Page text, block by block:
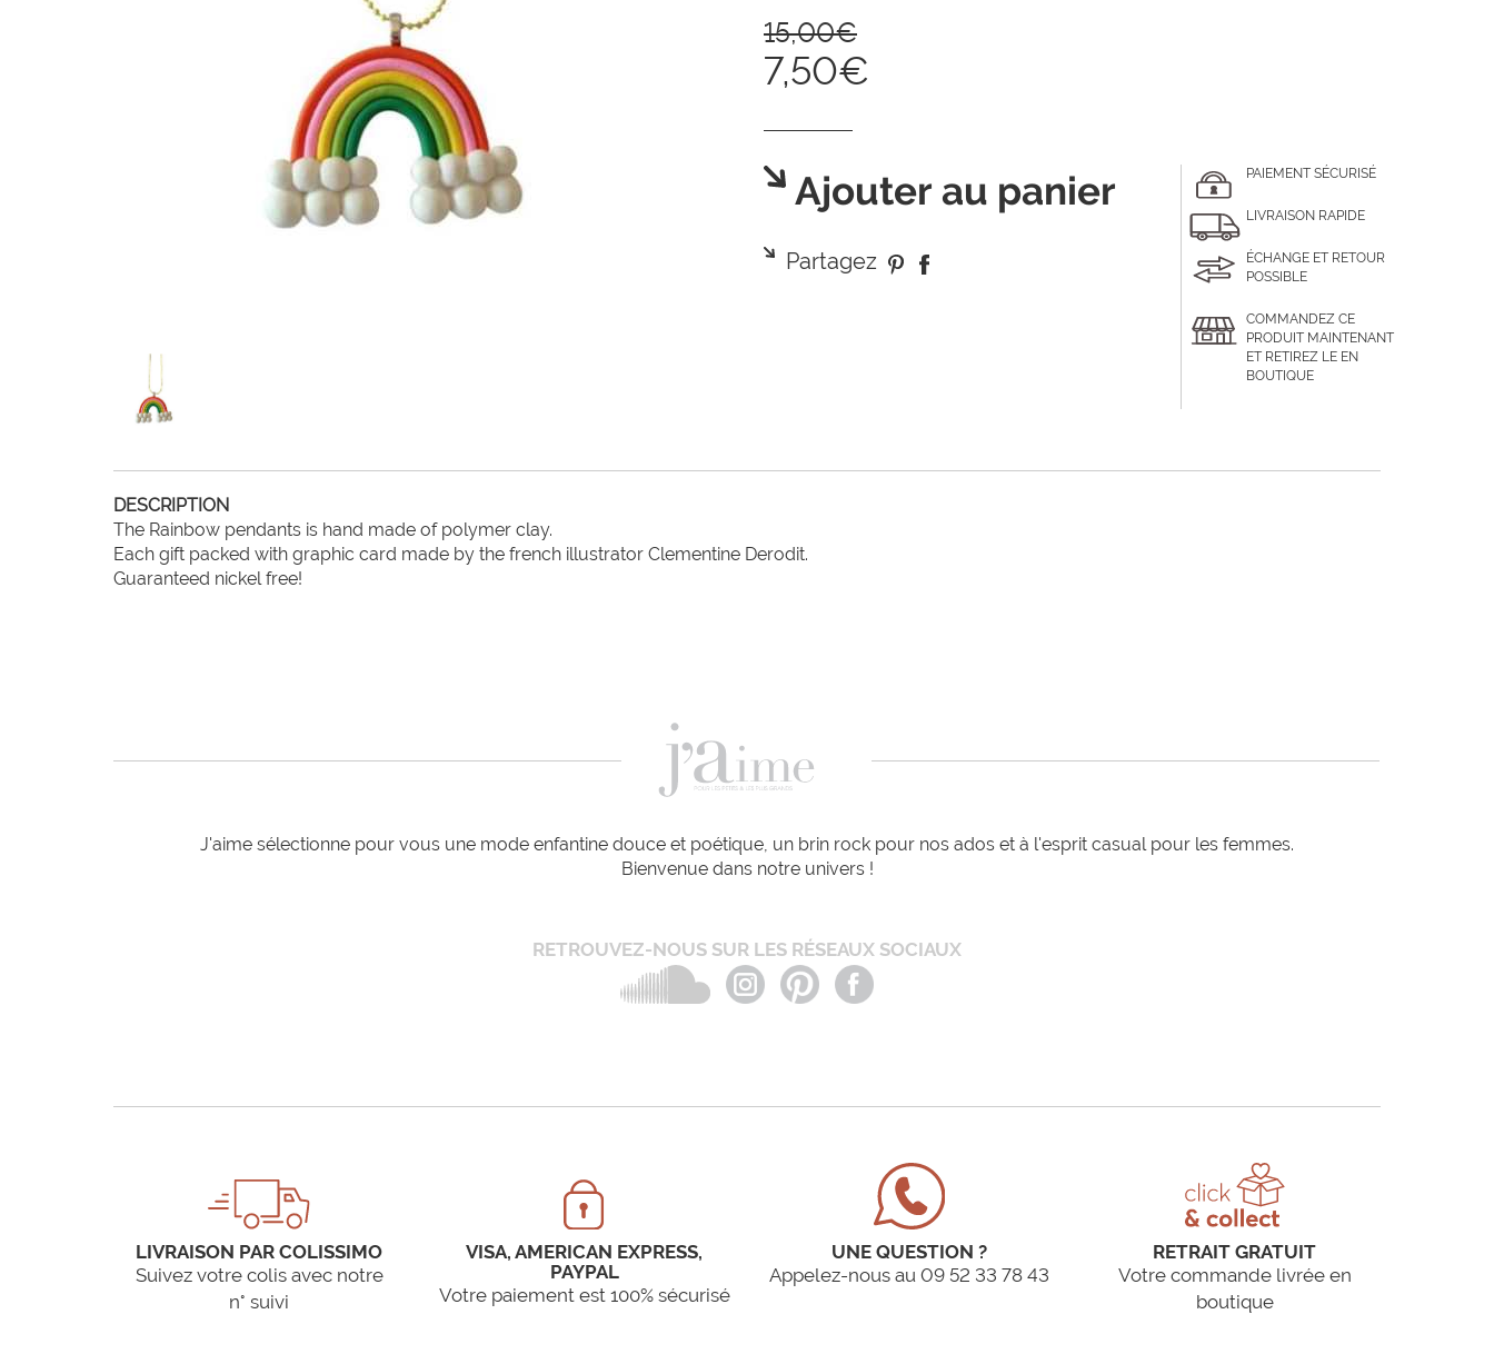
15,00€
7,50€
Ajouter au panier
Partagez
PAIEMENT SÉCURISÉ
LIVRAISON RAPIDE
ÉCHANGE ET RETOUR
POSSIBLE
COMMANDEZ CE
PRODUIT MAINTENANT
ET RETIREZ LE EN
BOUTIQUE
DESCRIPTION
The Rainbow pendants is hand made of polymer clay.
Each gift packed with graphic card made by the french illustrator Clementine Derodit.
Guaranteed nickel free!
J'aime sélectionne pour vous une mode enfantine douce et poétique, un brin rock pour nos ados et à l'esprit casual pour les femmes.
Bienvenue dans notre univers !
RETROUVEZ-NOUS SUR LES RÉSEAUX SOCIAUX
LIVRAISON PAR COLISSIMO
Suivez votre colis avec notre
n° suivi
VISA, AMERICAN EXPRESS,
PAYPAL
Votre paiement est 100% sécurisé
UNE QUESTION ?
Appelez-nous au 09 52 33 78 43
RETRAIT GRATUIT
Votre commande livrée en
boutique